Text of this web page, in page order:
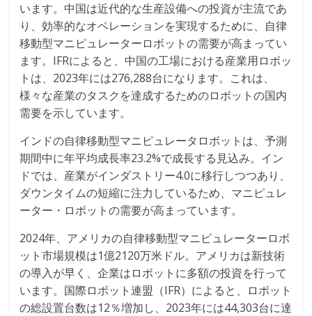
います。中国は近代的な生産設備への投資が主流であ
り、効率的なオペレーションを実現するために、自律
移動型マニピュレーターロボットの需要が高まってい
ます。IFRによると、中国の工場における産業用ロボッ
トは、2023年には276,288台になります。これは、
様々な産業のタスクを達成するためのロボットの国内
需要を示しています。
インドの自律移動型マニピュレータロボットは、予測
期間中に年平均成長率23.2%で成長する見込み。イン
ドでは、産業がインダストリー4.0に移行しつつあり、
ダウンタイムの短縮に注力しているため、マニピュレ
ーター・ロボットの需要が高まっています。
2024年、アメリカの自律移動型マニピュレーターロボ
ット市場規模は1億2120万米ドル。アメリカは新技術
の導入が早く、企業はロボットに多額の投資を行って
います。国際ロボット連盟（IFR）によると、ロボット
の総設置台数は12％増加し、2023年には44,303台に達